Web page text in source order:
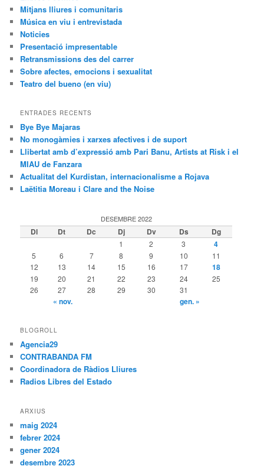
Mitjans lliures i comunitaris
Música en viu i entrevistada
Noticies
Presentació impresentable
Retransmissions des del carrer
Sobre afectes, emocions i sexualitat
Teatro del bueno (en viu)
ENTRADES RECENTS
Bye Bye Majaras
No monogàmies i xarxes afectives i de suport
Llibertat amb d’expressió amb Pari Banu, Artists at Risk i el
MIAU de Fanzara
Actualitat del Kurdistan, internacionalisme a Rojava
Laëtitia Moreau i Clare and the Noise
DESEMBRE 2022
Dl Dt Dc Dj Dv Ds Dg
1 2 3 4
5 6 7 8 9 10
11
12
13 14 15 16 17 18
19 20 21 22 23 24
25
26
27 28 29 30 31
« nov. gen. »
BLOGROLL
Agencia29
CONTRABANDA FM
Coordinadora de Ràdios Lliures
Radios Libres del Estado
ARXIUS
maig 2024
febrer 2024
gener 2024
desembre 2023